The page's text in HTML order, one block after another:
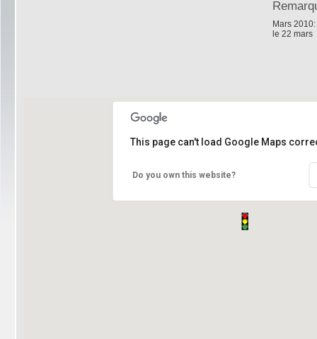
Mars
le 22 mars
This page can't load Google Maps
Do you own this website?